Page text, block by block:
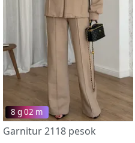
8 g 02 m
Garnitur 2118 pesok